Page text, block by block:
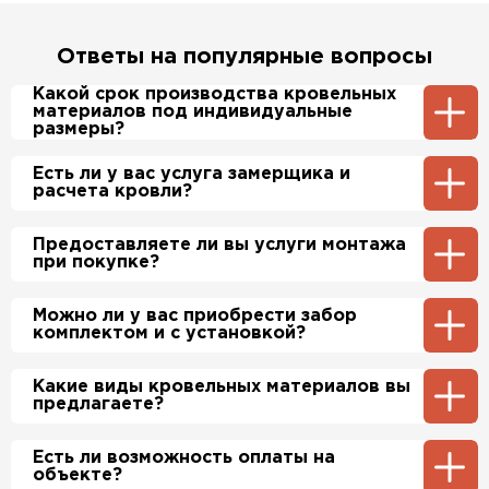
Ответы на популярные вопросы
Какой срок производства кровельных
материалов под индивидуальные
размеры?
Примерный срок производства
металлочерепицы и профнастила 1-2 дня.
Производственные мощности позволяют нам
Есть ли у вас услуга замерщика и
расчета кровли?
Да, у нас в штате есть инженер-замерщик,
который по Вашей просьбе приедет на
этом стоимость расчета нашим специалистом
будет бесплатно.
Предоставляете ли вы услуги монтажа
при покупке?
Да, если это необходимо заказчику, мы можем
полностью смонтировать Вашу кровлю и
Можно ли у вас приобрести забор
комплектом и с установкой?
Да, мы продаем материалы для забора
комплектами, в нашем ассортименте есть
доборные и комплектующие элементы
Какие виды кровельных материалов вы
предлагаете?
Мы предлагаем широкий выбор кровельных
материалов, включая металлочерепицу,
Есть ли возможность оплаты на
объекте?